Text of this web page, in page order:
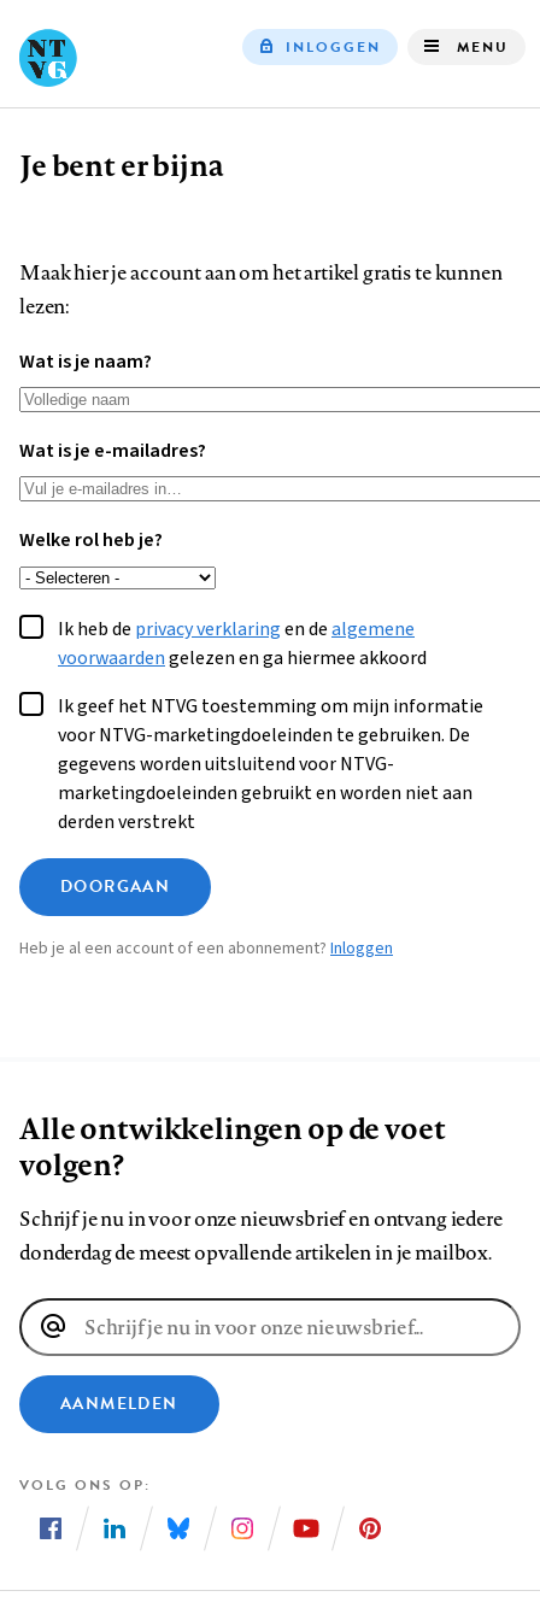
INLOGGEN MENU
Kruimelpad
Je bent er bijna
Maak hier je account aan om het artikel gratis te kunnen
lezen:
Wat is je naam?
Wat is je e-mailadres?
Welke rol heb je?
Ik heb de privacy verklaringen dealgemene
voorwaardengelezen en ga hiermee akkoord
Ik geef het NTVG toestemming om mijn informatie
voor NTVG-marketingdoeleinden te gebruiken. De
gegevens worden uitsluitend voor NTVG-
marketingdoeleinden gebruikt en worden niet aan
derden verstrekt
DOORGAAN
Heb je al een account of een abonnement? Inloggen
Alle ontwikkelingen op de voet
volgen?
Schrijf je nu in voor onze nieuwsbrief en ontvang iedere
donderdag de meest opvallende artikelen in je mailbox.
E-
mailadres
AANMELDEN
VOLG ONS OP
ons
ons
ons
ons
ons
ons